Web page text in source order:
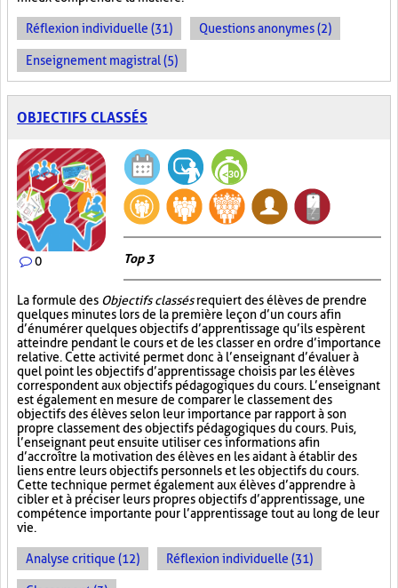
Réflexion individuelle (31) Questions anonymes (2)
Enseignement magistral (5)
OBJECTIFS CLASSÉS
0 Top 3
La formule des Objectifs classésrequiert des élèves de prendre
quelques minutes lors de la première leçon d’un cours afin
d’énumérer quelques objectifs d’apprentissage qu’ils espèrent
atteindre pendant le cours et de les classer en ordre d’importance
relative. Cette activité permet donc à l’enseignant d’évaluer à
quel point les objectifs d’apprentissage choisis par les élèves
correspondent aux objectifs pédagogiques du cours. L’enseignant
est également en mesure de comparer le classement des
objectifs des élèves selon leur importance par rapport à son
propre classement des objectifs pédagogiques du cours. Puis,
l’enseignant peut ensuite utiliser ces informations afin
d’accroître la motivation des élèves en les aidant à établir des
liens entre leurs objectifs personnels et les objectifs du cours.
Cette technique permet également aux élèves d’apprendre à
cibler et à préciser leurs propres objectifs d’apprentissage, une
compétence importante pour l’apprentissage tout au long de leur
vie.
Analyse critique (12) Réflexion individuelle (31)